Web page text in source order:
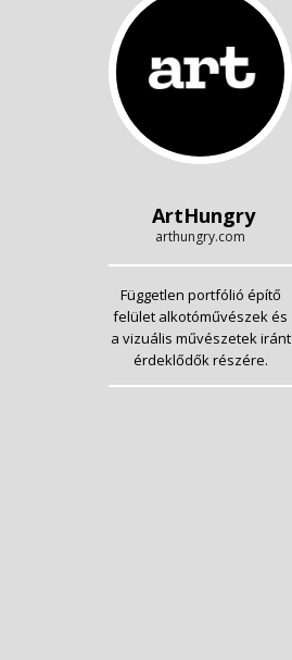
ArtHungry
arthungry.com
Független portfólió építő
felület alkotóművészek és
a vizuális művészetek iránt
érdeklődők részére.